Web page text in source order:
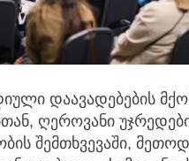
დაავადებების
ღეროვანი
შემთხვევაში,